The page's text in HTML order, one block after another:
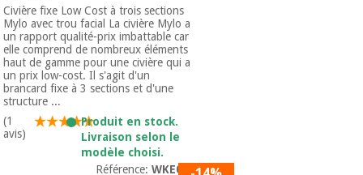
Civière fixe Low Cost à trois sections
Mylo avec trou facial La civière Mylo a
un rapport qualité-prix imbattable car
elle comprend de nombreux éléments
haut de gamme pour une civière qui a
un prix low-cost. Il s'agit d'un
brancard fixe à 3 sections et d'une
structure ...
(1
avis)
Produit en stock.
Livraison selon le
modèle choisi.
Référence:WKE001